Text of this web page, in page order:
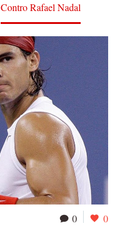
Contro Rafael Nadal
0 0